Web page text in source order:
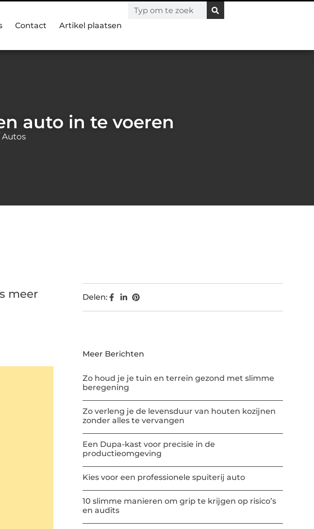
Contact Artikel plaatsen
auto in te voeren
Autos
meer
Delen:
Meer Berichten
Zo houd je je tuin en terrein gezond met slimme
beregening
Zo verleng je de levensduur van houten kozijnen
zonder alles te vervangen
Een Dupa-kast voor precisie in de
productieomgeving
Kies voor een professionele spuiterij auto
10 slimme manieren om grip te krijgen op risico’s
en audits